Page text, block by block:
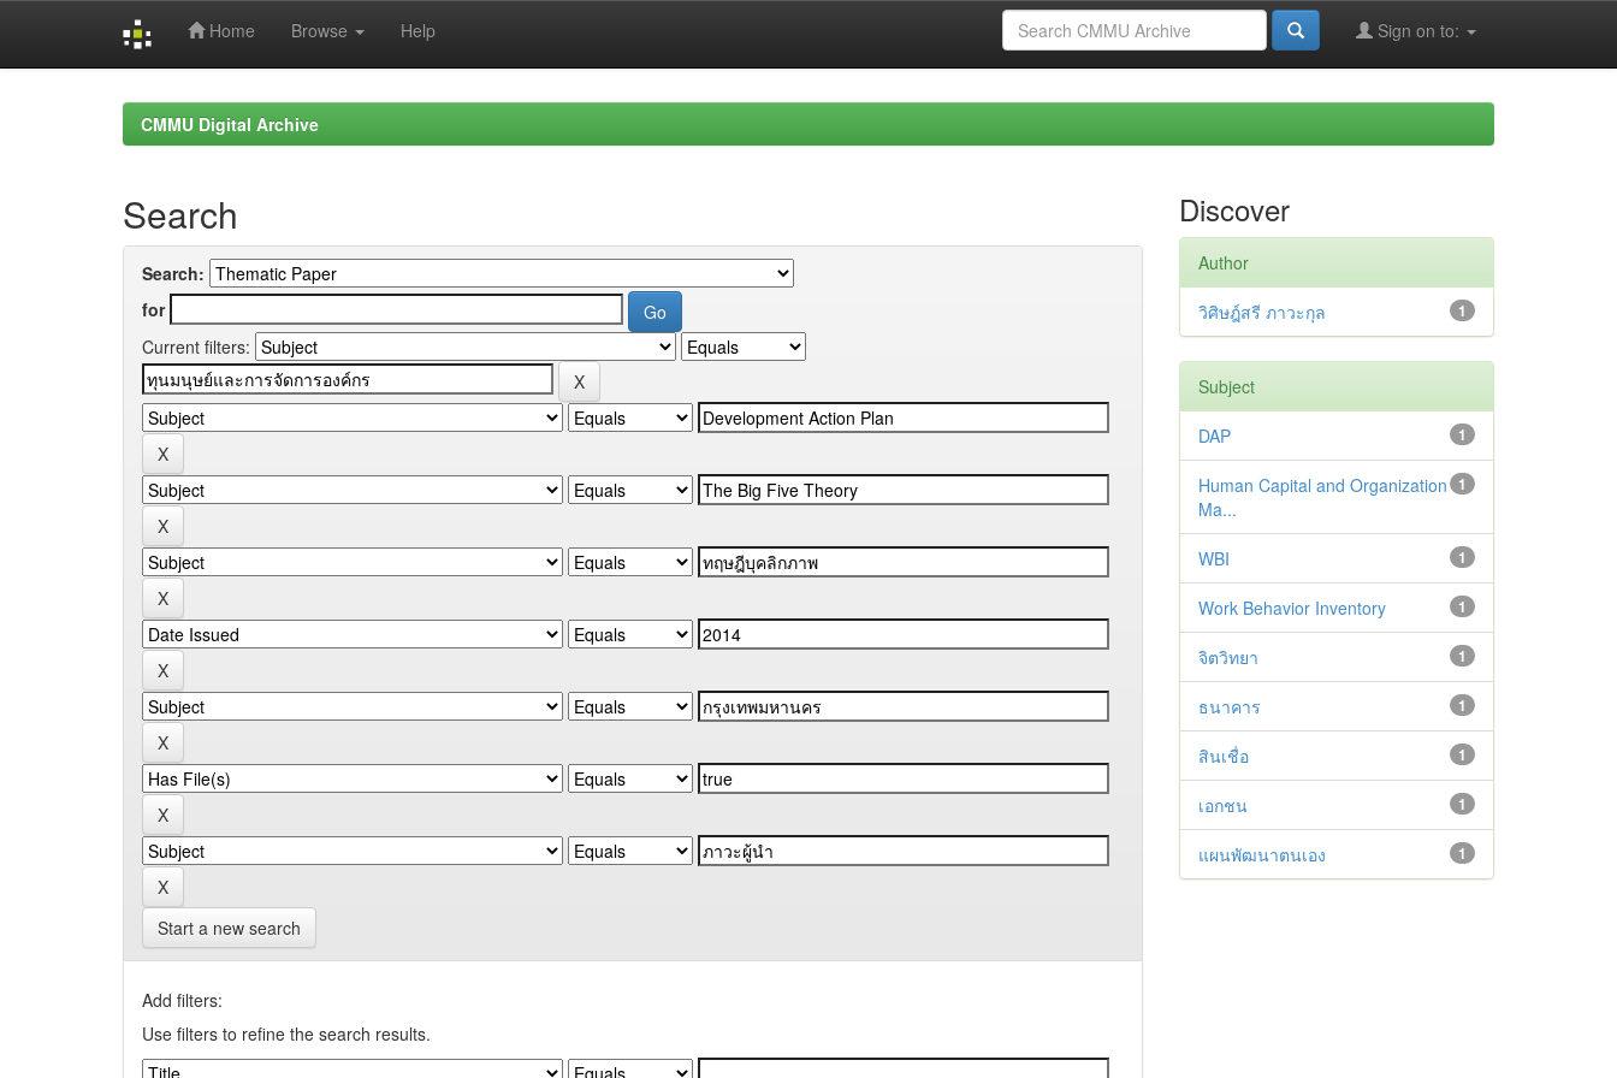
Home Browse Help Sign on to:
CMMU Digital Archive
Search
Search:
for
Current filters:
Start a new search
Add filters:
Use filters to refine the search results.
Discover
Author
1
วิศิษฎ์สรี ภาวะกุล
Subject
1
DAP
1
Human Capital and Organization
Ma...
1
WBI
1
Work Behavior Inventory
1
จิตวิทยา
1
ธนาคาร
1
สินเชื่อ
1
เอกชน
1
แผนพัฒนาตนเอง